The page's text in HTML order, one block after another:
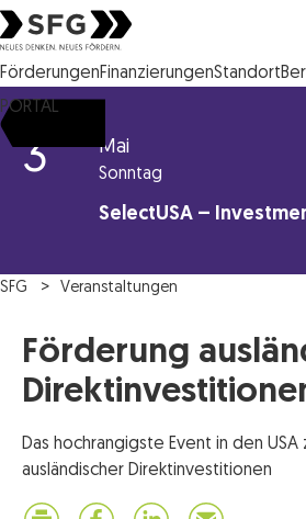
Steirische
FörderungenFinanzierungenStandort
PORTAL
3 Mai
Sonntag
SelectUSA –
SFG Veranstaltungen
Förderung
Das hochrangigste Event in den USA
ausländischer Direktinvestitionen